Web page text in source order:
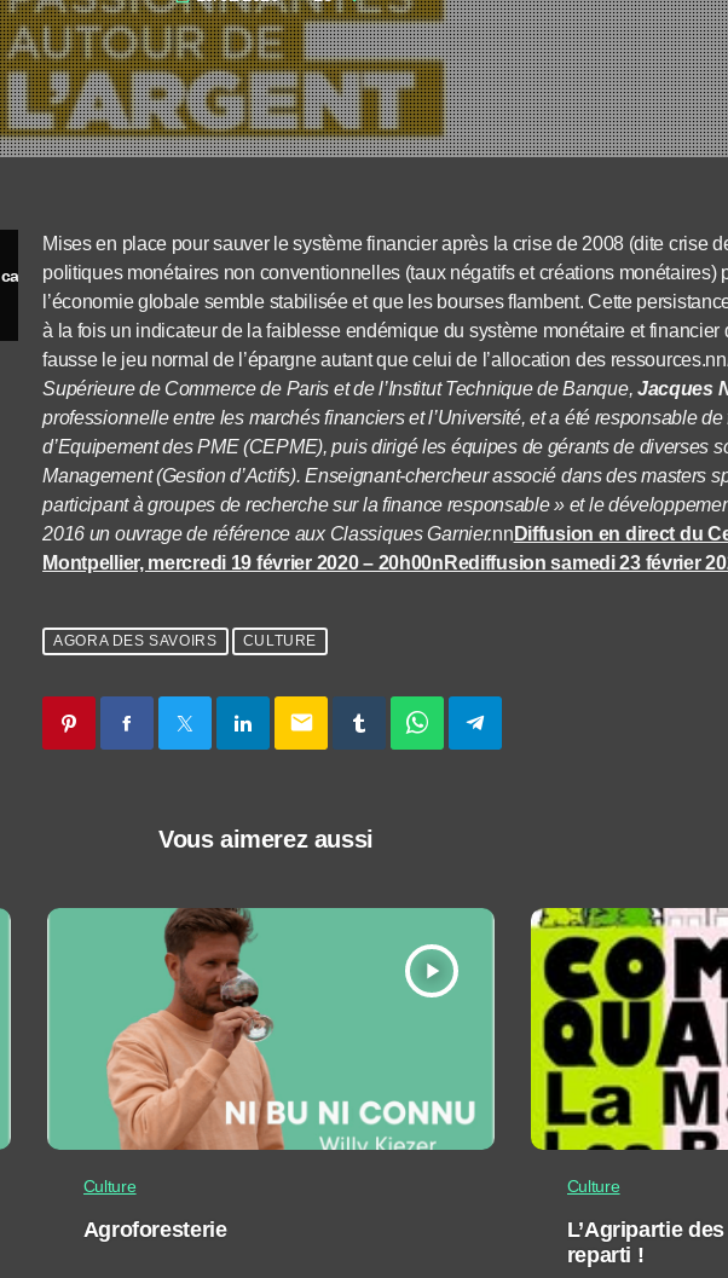
Mises en place pour sauver le système financier après la crise de 2008 (dite crise
politiques monétaires non conventionnelles (taux négatifs et créations monétaires)
l’économie globale semble stabilisée et que les bourses flambent. Cette
à la fois un indicateur de la faiblesse endémique du système monétaire et financier
fausse le jeu normal de l’épargne autant que celui de l’allocation des ressources.nn
Supérieure de Commerce de Paris et de l’Institut Technique de Banque, Jacques
professionnelle entre les marchés financiers et l’Université, et a été responsable
d’Equipement des PME (CEPME), puis dirigé les équipes de gérants de diverses
Management (Gestion d’Actifs). Enseignant-chercheur associé dans des masters
participant à groupes de recherche sur la finance responsable » et le
2016 un ouvrage de référence aux Classiques Garnier.nn Diffusion en direct du
Montpellier, mercredi 19 février 2020 – 20h00nRediffusion samedi 23 février
AGORA DES SAVOIRS CULTURE
email
Vous aimerez aussi
play_arrow
Culture
Agroforesterie
Culture
L’Agripartie
reparti !